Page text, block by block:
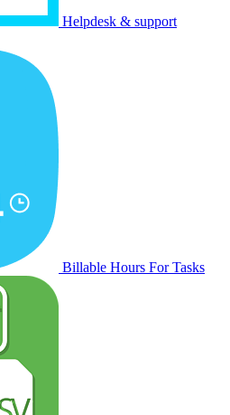
Helpdesk & support
Billable Hours For Tasks